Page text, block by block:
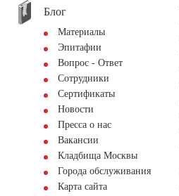
Блог
Материалы
Эпитафии
Вопрос - Ответ
Сотрудники
Сертификаты
Новости
Пресса о нас
Вакансии
Кладбища Москвы
Города обслуживания
Карта сайта